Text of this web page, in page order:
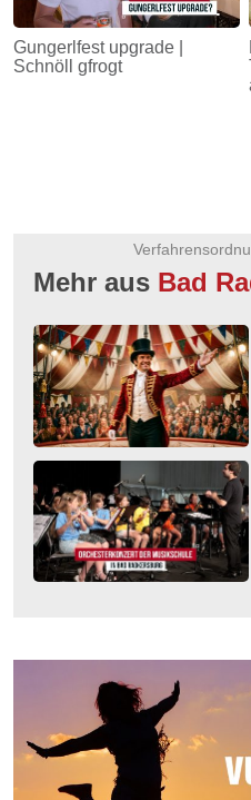
Gungerlfest upgrade |
Schnöll gfrogt
Mehr aus Bad